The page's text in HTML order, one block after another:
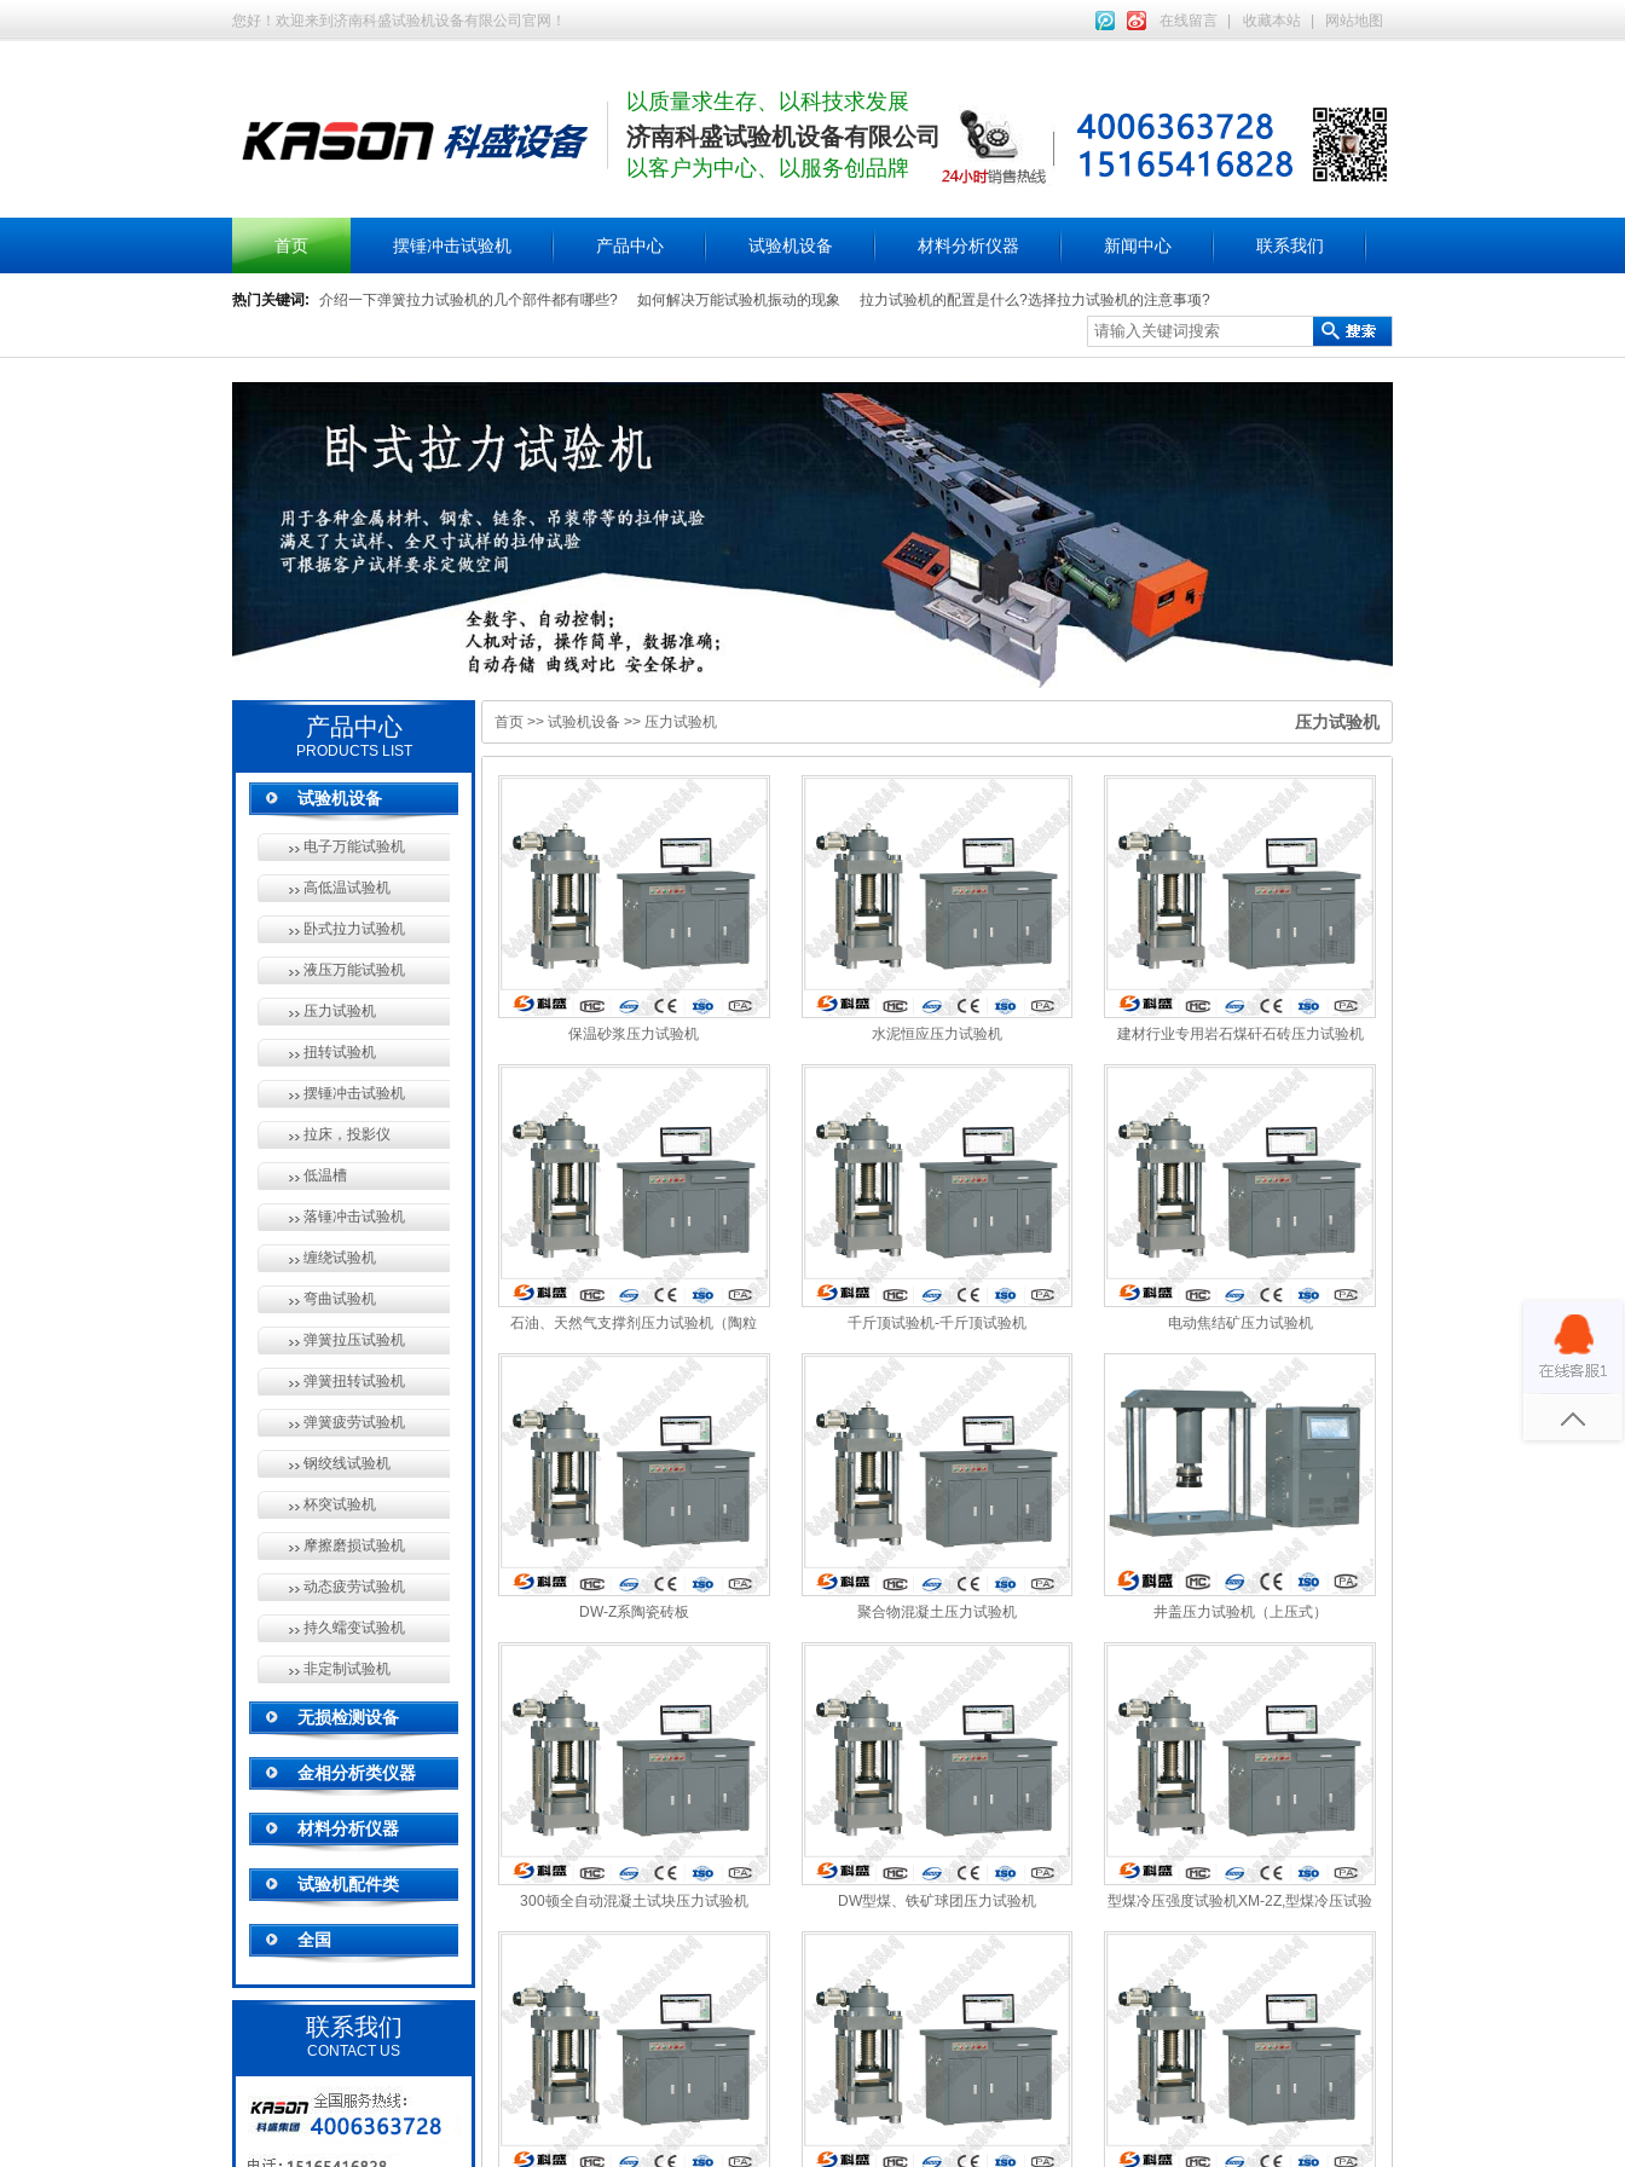
您好！欢迎来到济南科盛试验机设备有限公司官网！ 在线留言 收藏本站 网站地图
以质量求生存、以科技求发展
济南科盛试验机设备有限公司
以客户为中心、以服务创品牌
首页 摆锤冲击试验机 产品中心 试验机设备 材料分析仪器 新闻中心 联系我们
热门关键词: 介绍一下弹簧拉力试验机的几个部件都有哪些? 如何解决万能试验机振动的现象 拉力试验机的配置是什么?选择拉力试验机的注意事项?
产品中心
PRODUCTS LIST
试验机设备
电子万能试验机
高低温试验机
卧式拉力试验机
液压万能试验机
压力试验机
扭转试验机
摆锤冲击试验机
拉床，投影仪
低温槽
落锤冲击试验机
缠绕试验机
弯曲试验机
弹簧拉压试验机
弹簧扭转试验机
弹簧疲劳试验机
钢绞线试验机
杯突试验机
摩擦磨损试验机
动态疲劳试验机
持久蠕变试验机
非定制试验机
无损检测设备
金相分析类仪器
材料分析仪器
试验机配件类
全国
联系我们
CONTACT US
首页 >> 试验机设备 >> 压力试验机 压力试验机
保温砂浆压力试验机 水泥恒应压力试验机 建材行业专用岩石煤矸石砖压力试验机
石油、天然气支撑剂压力试验机（陶粒
千斤顶试验机-千斤顶试验机 电动焦结矿压力试验机
DW-Z系陶瓷砖板 聚合物混凝土压力试验机 井盖压力试验机（上压式）
300顿全自动混凝土试块压力试验机 DW型煤、铁矿球团压力试验机
型煤冷压强度试验机XM-2Z,型煤冷压试验